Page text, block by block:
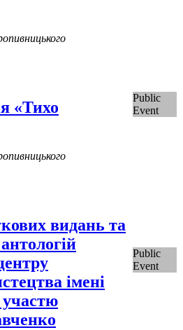
«Тихо
Public
Event
видань та
імені
участю
Public
Event